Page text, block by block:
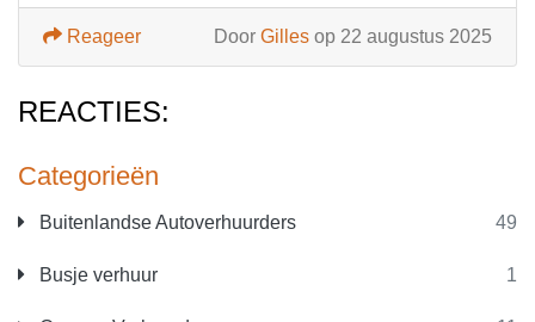
Categorieën
Buitenlandse Autoverhuurders 49
Busje verhuur 1
Door Gilles op 22 augustus 2025
Reageer
REACTIES: